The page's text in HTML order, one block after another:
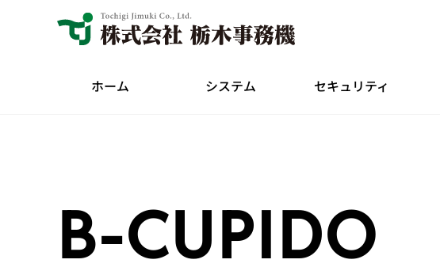
ホーム システム セキュリティ
B-CUPIDO